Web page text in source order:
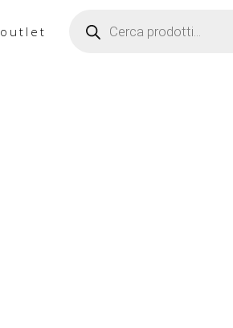
outlet